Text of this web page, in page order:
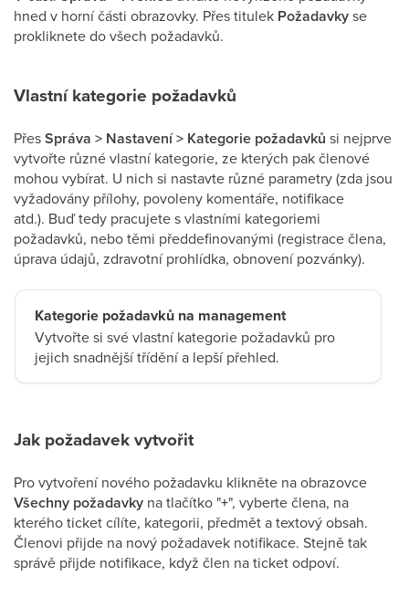
hned v horní části obrazovky. Přes titulek Požadavkyse
prokliknete do všech požadavků.
Vlastní kategorie požadavků
PřesSpráva > Nastavení > Kategorie požadavků si nejprve
vytvořte různé vlastní kategorie, ze kterých pak členové
mohou vybírat. U nich si nastavte různé parametry (zda jsou
vyžadovány přílohy, povoleny komentáře, notifikace
atd.). Buď tedy pracujete s vlastními kategoriemi
požadavků, nebo těmi předdefinovanými (registrace člena,
úprava údajů, zdravotní prohlídka, obnovení pozvánky).
Kategorie požadavků na management
Vytvořte si své vlastní kategorie požadavků pro
jejich snadnější třídění a lepší přehled.
Jak požadavek vytvořit
Pro vytvoření nového požadavku klikněte na obrazovce
Všechny požadavky na tlačítko "+", vyberte člena, na
kterého ticket cílíte, kategorii, předmět a textový obsah.
Členovi přijde na nový požadavek notifikace. Stejně tak
správě přijde notifikace, když člen na ticket odpoví.